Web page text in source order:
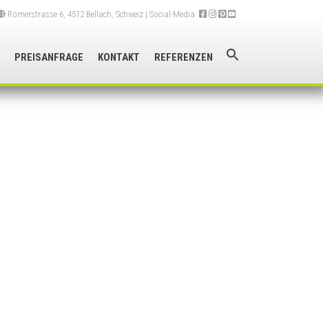
Römerstrasse 6, 4512 Bellach, Schweiz | Social-Media
PREISANFRAGE KONTAKT REFERENZEN